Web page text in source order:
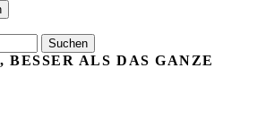
BESSER ALS DAS GANZE